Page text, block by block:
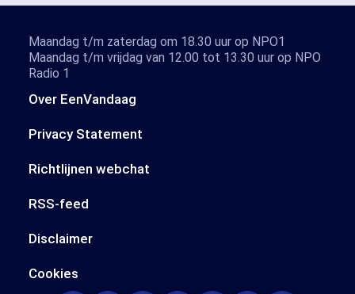
Over EenVandaag
Privacy Statement
Richtlijnen webchat
RSS-feed
Disclaimer
Cookies
Maandag t/m zaterdag om 18.30 uur op NPO1
Maandag t/m vrijdag van 12.00 tot 13.30 uur op NPO
Radio 1